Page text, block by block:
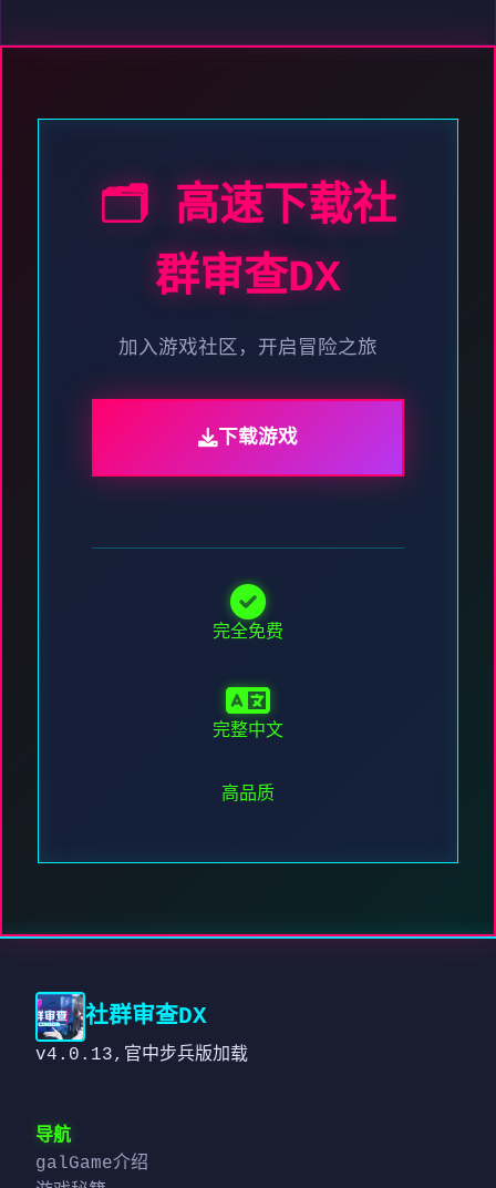
🗂️ 高速下载社
群审查DX
加入游戏社区，开启冒险之旅
下载游戏
完全免费
完整中文
高品质
社群审查DX
v4.0.13,官中步兵版加载
导航
galGame介绍